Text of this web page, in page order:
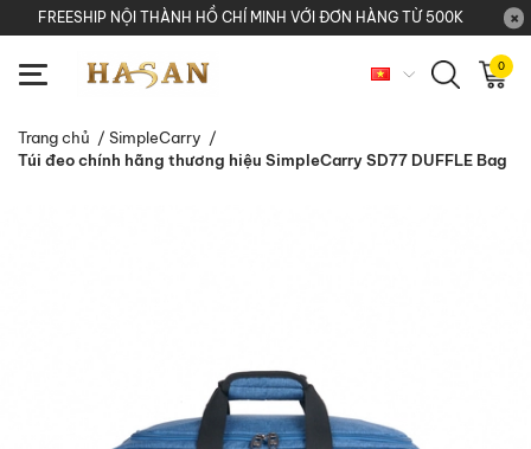
FREESHIP NỘI THÀNH HỒ CHÍ MINH VỚI ĐƠN HÀNG TỪ 500K
0
Trang chủ / SimpleCarry /
Túi đeo chính hãng thương hiệu SimpleCarry SD77 DUFFLE Bag